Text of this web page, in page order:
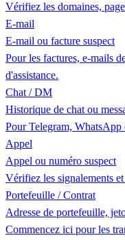
Vérifiez les domaines,
E-mail
E-mail ou facture suspect
Pour les factures, e-mails
d'assistance.
Chat / DM
Historique de chat ou
Pour Telegram, WhatsApp
Appel
Appel ou numéro suspect
Vérifiez les signalements
Portefeuille / Contrat
Adresse de portefeuille,
Commencez ici pour les